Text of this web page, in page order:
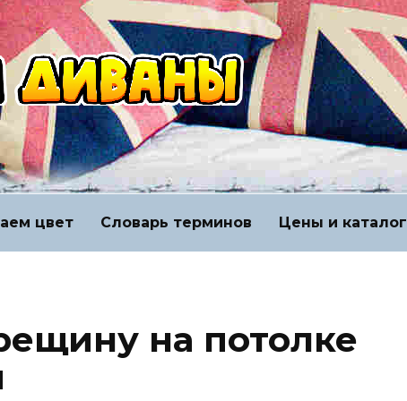
цвет Словарь терминов Цены и каталог
на потолке